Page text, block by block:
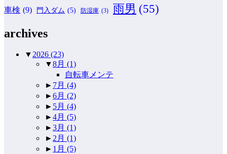
車検 (9) 門入ダム (5) 防湿庫 (3) 雨男 (55)
archives
▼2026 (23)
▼8月 (1)
自転車メンテ
► 7月 (4)
►6月 (2)
► 5月 (4)
►4月 (5)
►3月 (1)
►2月 (1)
► 1月 (5)